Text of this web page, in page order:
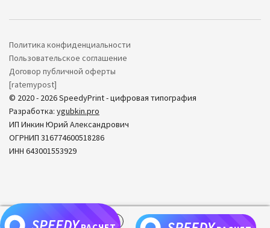
© 2020 - 2026 SpeedyPrint - цифровая типография
Разработка: ygubkin.pro
ИП Инкин Юрий Александрович
ОГРНИП 316774600518286
ИНН 643001553929
Политика конфиденциальности
Пользовательское соглашение
Договор публичной оферты
[ratemypost]
0